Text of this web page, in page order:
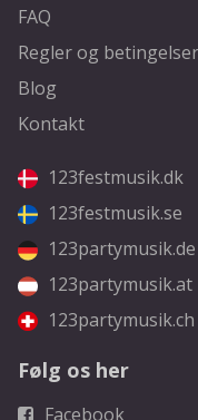
FAQ
Regler og betingelser
Blog
Kontakt
123festmusik.dk
123festmusik.se
123partymusik.de
123partymusik.at
123partymusik.ch
Følg os her
Facebook